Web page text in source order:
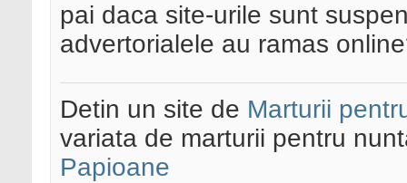
pai daca site-urile sunt
advertorialele au ramas
Detin un site de Marturii
variata de marturii pentru
Papioane